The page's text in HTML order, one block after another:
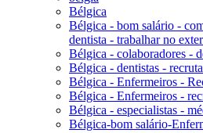
Bélgica
Bélgica - bom salário -
dentista - trabalhar no
Bélgica - colaboradores -
Bélgica - dentistas -
Bélgica - Enfermeiros -
Bélgica - Enfermeiros -
Bélgica - especialistas -
Bélgica-bom salário-